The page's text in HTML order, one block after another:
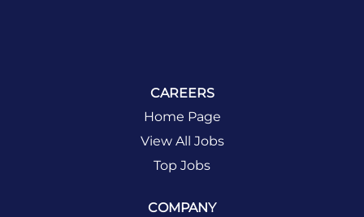
CAREERS
Home Page
View All Jobs
Top Jobs
COMPANY